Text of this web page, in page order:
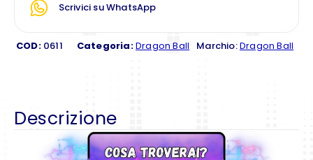
Scrivici su WhatsApp
COD: 0611 Categoria:Dragon Ball Marchio:Dragon Ball
Descrizione